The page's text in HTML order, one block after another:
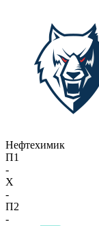
Нефтехимик
П1
-
X
-
П2
-